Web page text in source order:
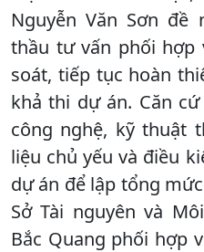
Nguyễn Văn Sơn đề
thầu tư vấn phối hợp
soát, tiếp tục hoàn
khả thi dự án. Căn
công nghệ, kỹ thuật
liệu chủ yếu và điều
dự án để lập tổng
Sở Tài nguyên và
Bắc Quang phối hợp